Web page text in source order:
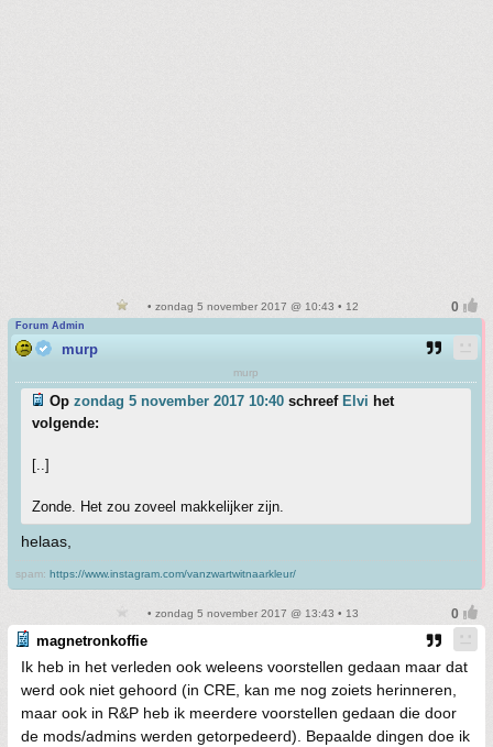
• zondag 5 november 2017 @ 10:43 • 12
Forum Admin
murp
murp
Op zondag 5 november 2017 10:40 schreef Elvi het
volgende:
[..]
Zonde. Het zou zoveel makkelijker zijn.
helaas,
spam: https://www.instagram.com/vanzwartwitnaarkleur/
• zondag 5 november 2017 @ 13:43 • 13
magnetronkoffie
Ik heb in het verleden ook weleens voorstellen gedaan maar dat
werd ook niet gehoord (in CRE, kan me nog zoiets herinneren,
maar ook in R&P heb ik meerdere voorstellen gedaan die door
de mods/admins werden getorpedeerd). Bepaalde dingen doe ik